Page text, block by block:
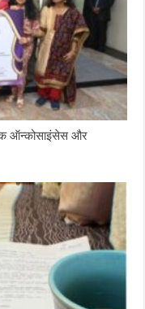
ऑन्कोसाइंसेस और